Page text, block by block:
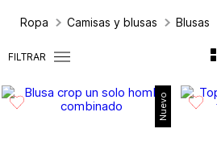
Ropa Camisas y blusas Blusas
FILTRAR
Nuevo